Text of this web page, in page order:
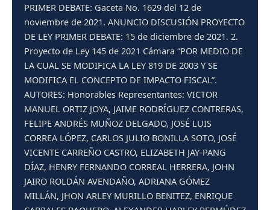
PRIMER DEBATE: Gaceta No. 1629 del 12 de
noviembre de 2021. ANUNCIO DISCUSIÓN PROYECTO
DE LEY PRIMER DEBATE: 15 de diciembre de 2021. 2.
Proyecto de Ley 145 de 2021 Cámara “POR MEDIO DE
LA CUAL SE MODIFICA LA LEY 819 DE 2003 Y SE
MODIFICA EL CONCEPTO DE IMPACTO FISCAL”.
AUTORES: Honorables Representantes: VICTOR
MANUEL ORTIZ JOYA, JAIME RODRÍGUEZ CONTRERAS,
FELIPE ANDRÉS MUÑOZ DELGADO, JOSÉ LUIS
CORREA LÓPEZ, CARLOS JULIO BONILLA SOTO, JOSÉ
VICENTE CARREÑO CASTRO, ELIZABETH JAY-PANG
DÍAZ, HENRY FERNANDO CORREAL HERRERA, JOHN
JAIRO ROLDÁN AVENDAÑO, ADRIANA GÓMEZ
MILLÁN, JHON ARLEY MURILLO BENITEZ, ENRIQUE